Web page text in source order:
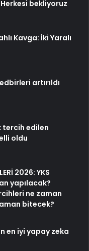
bekliyoruz
Kavga: İki Yaralı
artırıldı
tercih edilen
oldu
2026: YKS
yapılacak?
ne zaman
bitecek?
en iyi yapay zeka